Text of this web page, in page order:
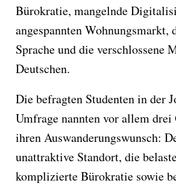
Bürokratie, mangelnde
angespannten Wohnungsmarkt,
Sprache und die verschlossene
Deutschen.
Die befragten Studenten in der
Umfrage nannten vor allem drei
ihren Auswanderungswunsch:
unattraktive Standort, die
komplizierte Bürokratie sowie